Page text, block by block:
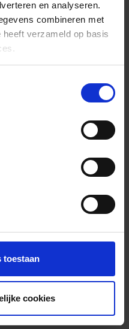
en analyseren.
combineren met
verzameld op basis
toestaan
cookies